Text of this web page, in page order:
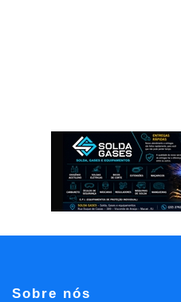
Sobre nós